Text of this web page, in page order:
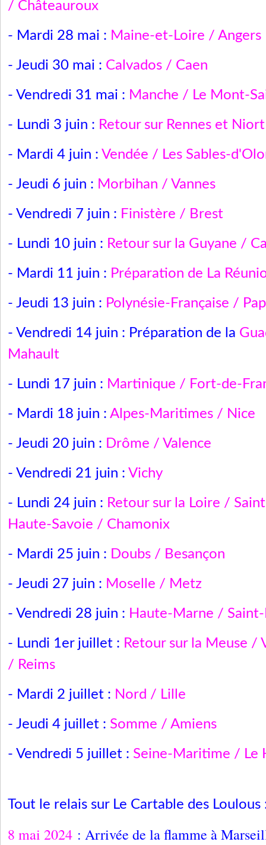
/ Châteauroux
- Mardi 28 mai : Maine-et-Loire / Angers
- Jeudi 30 mai : Calvados / Caen
- Vendredi 31 mai : Manche / Le Mont-
- Lundi 3 juin : Retour sur Rennes et Niort
- Mardi 4 juin : Vendée / Les Sables-
- Jeudi 6 juin : Morbihan / Vannes
- Vendredi 7 juin : Finistère / Brest
- Lundi 10 juin : Retour sur la Guyane /
- Mardi 11 juin : Préparation de La
- Jeudi 13 juin : Polynésie-Française /
- Vendredi 14 juin : Préparation de la
Mahault
- Lundi 17 juin : Martinique / Fort-de-
- Mardi 18 juin : Alpes-Maritimes / Nice
- Jeudi 20 juin : Drôme / Valence
- Vendredi 21 juin : Vichy
- Lundi 24 juin : Retour sur la Loire /
Haute-Savoie / Chamonix
- Mardi 25 juin : Doubs / Besançon
- Jeudi 27 juin : Moselle / Metz
- Vendredi 28 juin : Haute-Marne /
- Lundi 1er juillet : Retour sur la Meuse /
/ Reims
- Mardi 2 juillet : Nord / Lille
- Jeudi 4 juillet : Somme / Amiens
- Vendredi 5 juillet : Seine-Maritime / Le
Tout le relais sur Le Cartable des Loulous
8 mai 2024 : Arrivée de la flamme à